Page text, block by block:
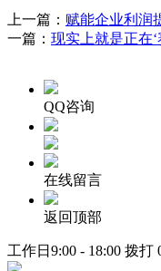
上一篇： 赋能企业利润
一篇： 现实上就是正在
QQ咨询
在线留言
返回顶部
工作日9:00 - 18:00 拨打